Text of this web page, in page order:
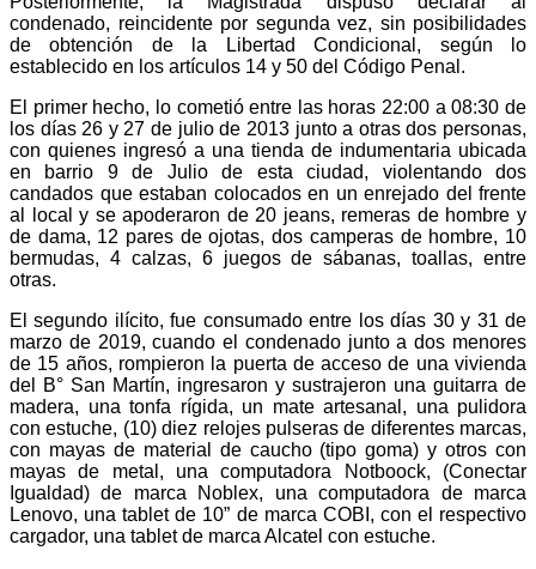
condenado, reincidente por segunda vez, sin posibilidades
de obtención de la Libertad Condicional, según lo
establecido en los artículos 14 y 50 del Código Penal.
El primer hecho, lo cometió entre las horas 22:00 a 08:30 de
los días 26 y 27 de julio de 2013 junto a otras dos personas,
con quienes ingresó a una tienda de indumentaria ubicada
en barrio 9 de Julio de esta ciudad, violentando dos
candados que estaban colocados en un enrejado del frente
al local y se apoderaron de 20 jeans, remeras de hombre y
de dama, 12 pares de ojotas, dos camperas de hombre, 10
bermudas, 4 calzas, 6 juegos de sábanas, toallas, entre
otras.
El segundo ilícito, fue consumado entre los días 30 y 31 de
marzo de 2019, cuando el condenado junto a dos menores
de 15 años, rompieron la puerta de acceso de una vivienda
del B° San Martín, ingresaron y sustrajeron una guitarra de
madera, una tonfa rígida, un mate artesanal, una pulidora
con estuche, (10) diez relojes pulseras de diferentes marcas,
con mayas de material de caucho (tipo goma) y otros con
mayas de metal, una computadora Notboock, (Conectar
Igualdad) de marca Noblex, una computadora de marca
Lenovo, una tablet de 10” de marca COBI, con el respectivo
cargador, una tablet de marca Alcatel con estuche.